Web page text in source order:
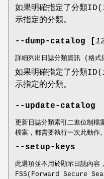
如果明確指定了分類ID(
示指定的分類。
--dump-catalog
詳細列出日誌分類資訊 (格
如果明確指定了分類ID(
示指定的分類。
--update-catalog
更新日誌分類索引二進位制
檔案，都需要執行一次此動作。
--setup-keys
此選項並不用於顯示日誌內容
FSS(Forward Secure